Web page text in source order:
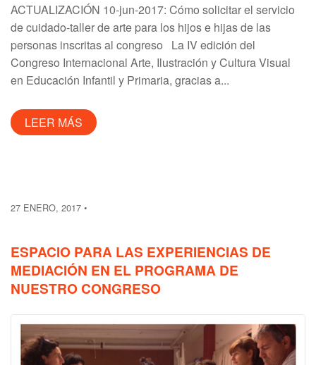
ACTUALIZACIÓN 10-jun-2017: Cómo solicitar el servicio
de cuidado-taller de arte para los hijos e hijas de las
personas inscritas al congreso La IV edición del
Congreso Internacional Arte, Ilustración y Cultura Visual
en Educación Infantil y Primaria, gracias a...
LEER MÁS
27 ENERO, 2017
ESPACIO PARA LAS EXPERIENCIAS DE
MEDIACIÓN EN EL PROGRAMA DE
NUESTRO CONGRESO